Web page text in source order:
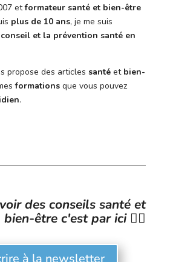
etformateur santé et bien-être
plus de 10 ans, je me suis
conseil et la prévention santé en
propose des articles santéet bien-
formationsque vous pouvez
.
des conseils santé et
bien-être c'est par ici 👉🏻
à la newsletter